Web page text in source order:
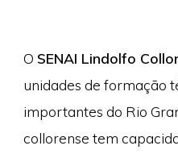
O SENAI Lindolfo
unidades de formação
importantes do Rio
collorense tem